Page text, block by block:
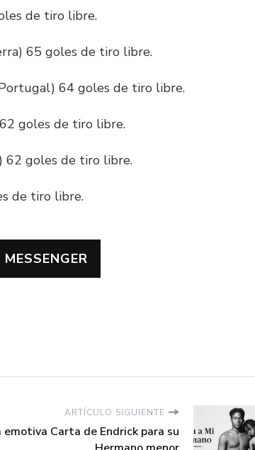
de tiro libre.
65 goles de tiro libre.
64 goles de tiro libre.
goles de tiro libre.
62 goles de tiro libre.
de tiro libre.
MESSENGER
ARTÍCULO SIGUIENTE
emotiva Carta de Endrick para su